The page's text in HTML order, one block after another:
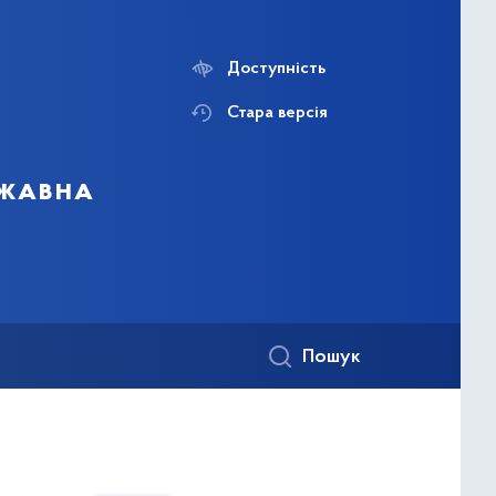
Доступність
Стара версія
Пошук